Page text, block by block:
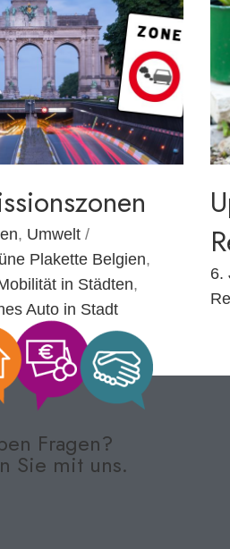
, Umwelt /
Plakette Belgien,
in Städten,
Auto in Stadt
6.
Fragen?
Sie mit uns.